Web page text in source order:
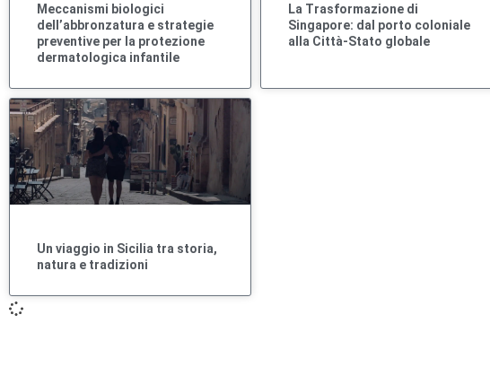
Meccanismi biologici
dell’abbronzatura e strategie
preventive per la protezione
dermatologica infantile
La Trasformazione di
Singapore: dal porto coloniale
alla Città-Stato globale
Un viaggio in Sicilia tra storia,
natura e tradizioni